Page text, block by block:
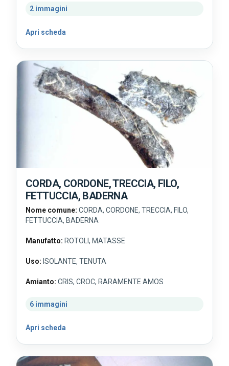
2 immagini
Apri scheda
CORDA, CORDONE, TRECCIA, FILO,
FETTUCCIA, BADERNA
Nome comune: CORDA, CORDONE, TRECCIA, FILO,
FETTUCCIA, BADERNA
Manufatto: ROTOLI, MATASSE
Uso: ISOLANTE, TENUTA
Amianto: CRIS, CROC, RARAMENTE AMOS
6 immagini
Apri scheda